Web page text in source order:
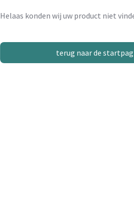
Helaas konden wij uw product niet
terug naar de